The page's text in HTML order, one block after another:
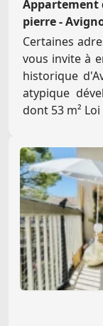
Appartement
pierre -
Certaines
vous invite à
historique
atypique
dont 53 m² Loi